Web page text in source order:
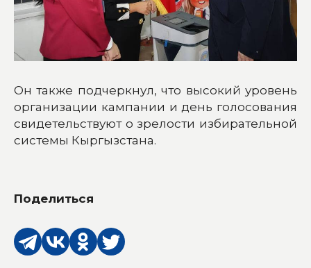
Он также подчеркнул, что высокий уровень
организации кампании и день голосования
свидетельствуют о зрелости избирательной
системы Кыргызстана.
Поделиться